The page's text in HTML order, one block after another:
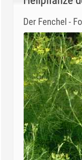
Der Fenchel -